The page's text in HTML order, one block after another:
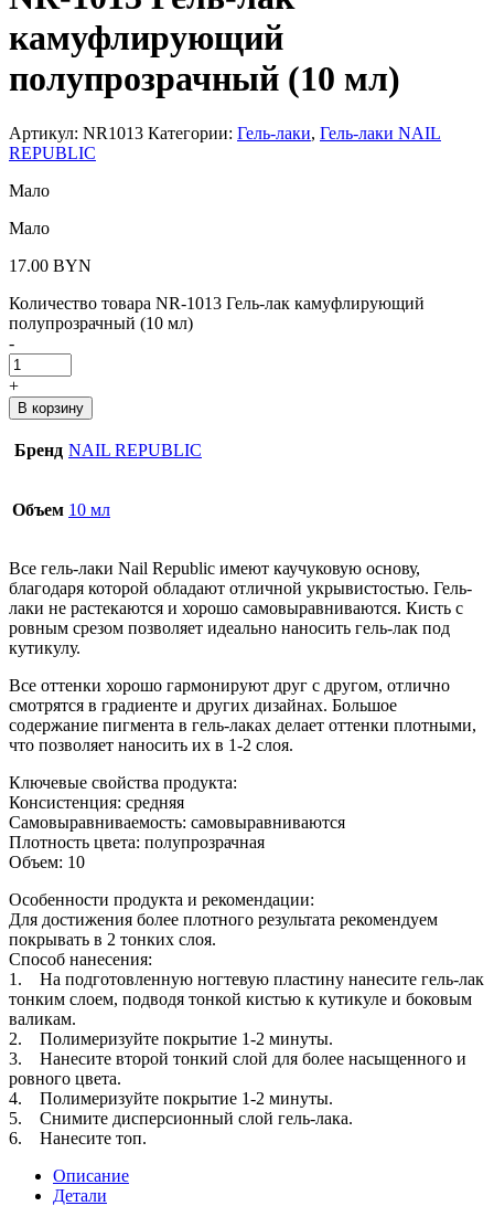
камуфлирующий
полупрозрачный (10 мл)
Артикул: NR1013 Категории: Гель-лаки, Гель-лаки NAIL
REPUBLIC
Мало
Мало
17.00 BYN
Количество товара NR-1013 Гель-лак камуфлирующий
полупрозрачный (10 мл)
-
+
В корзину
Бренд NAIL REPUBLIC
Объем 10 мл
Все гель-лаки Nail Republic имеют каучуковую основу,
благодаря которой обладают отличной укрывистостью. Гель-
лаки не растекаются и хорошо самовыравниваются. Кисть с
ровным срезом позволяет идеально наносить гель-лак под
кутикулу.
Все оттенки хорошо гармонируют друг с другом, отлично
смотрятся в градиенте и других дизайнах. Большое
содержание пигмента в гель-лаках делает оттенки плотными,
что позволяет наносить их в 1-2 слоя.
Ключевые свойства продукта:
Консистенция: средняя
Самовыравниваемость: самовыравниваются
Плотность цвета: полупрозрачная
Объем: 10
Особенности продукта и рекомендации:
Для достижения более плотного результата рекомендуем
покрывать в 2 тонких слоя.
Способ нанесения:
1. На подготовленную ногтевую пластину нанесите гель-лак
тонким слоем, подводя тонкой кистью к кутикуле и боковым
валикам.
2. Полимеризуйте покрытие 1-2 минуты.
3. Нанесите второй тонкий слой для более насыщенного и
ровного цвета.
4. Полимеризуйте покрытие 1-2 минуты.
5. Снимите дисперсионный слой гель-лака.
6. Нанесите топ.
Описание
Детали